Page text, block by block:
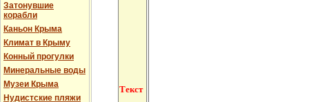
Затонувшие
корабли
Каньон Крыма
Климат в Крыму
Конный прогулки
Минеральные воды
Музеи Крыма
Нудистские пляжи
Текст